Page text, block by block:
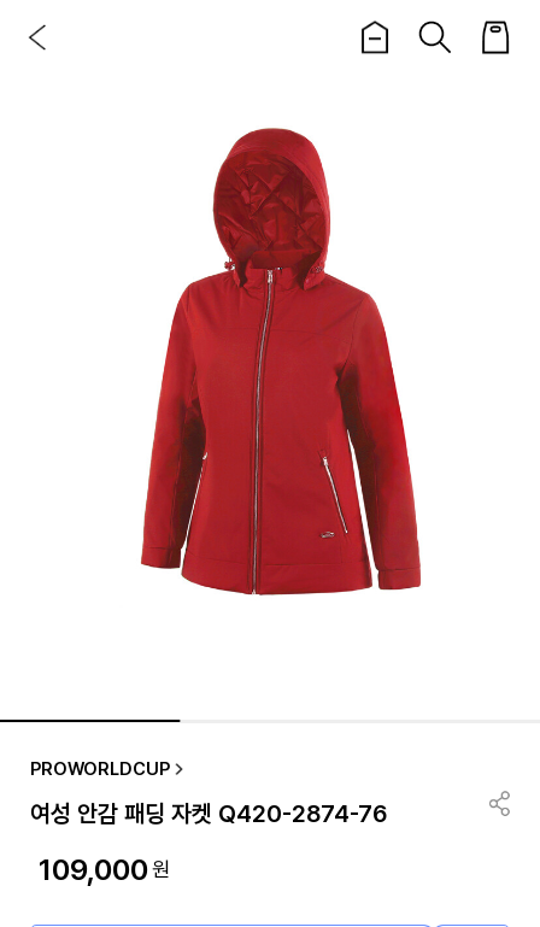
PROWORLDCUP
여성 안감 패딩 자켓 Q420-2874-76
109,000원